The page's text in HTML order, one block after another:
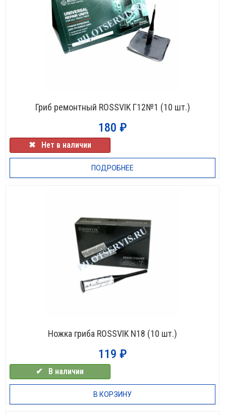
Гриб ремонтный ROSSVIK Г12№1 (10 шт.)
180 ₽
✖⠀Нет в наличии
ПОДРОБНЕЕ
Ножка гриба ROSSVIK N18 (10 шт.)
119 ₽
✔⠀В наличии
В КОРЗИНУ